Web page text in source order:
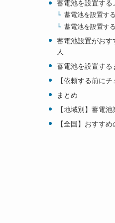
蓄電池を設置する
蓄電池を設置す
蓄電池を設置す
蓄電池設置がおす
人
蓄電池を設置する
【依頼する前に
まとめ
【地域別】蓄電
【全国】おすす